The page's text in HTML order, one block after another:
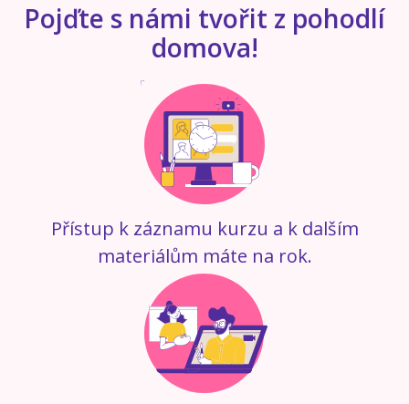
Pojďte s námi tvořit z pohodlí
domova!
Přístup k záznamu kurzu a k dalším
materiálům máte na rok.